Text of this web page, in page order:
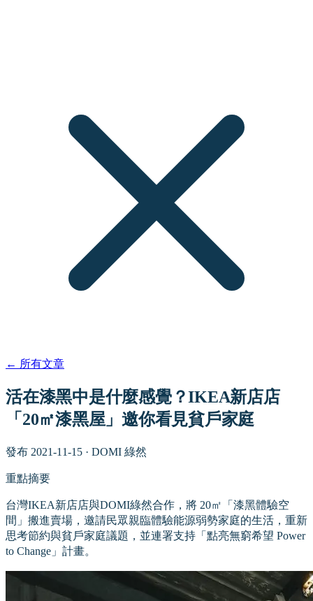
← 所有文章
活在漆黑中是什麼感覺？IKEA新店店
「20㎡漆黑屋」邀你看見貧戶家庭
發布 2021-11-15 · DOMI 綠然
重點摘要
台灣IKEA新店店與DOMI綠然合作，將 20㎡「漆黑體驗空
間」搬進賣場，邀請民眾親臨體驗能源弱勢家庭的生活，重新
思考節約與貧戶家庭議題，並連署支持「點亮無窮希望 Power
to Change」計畫。